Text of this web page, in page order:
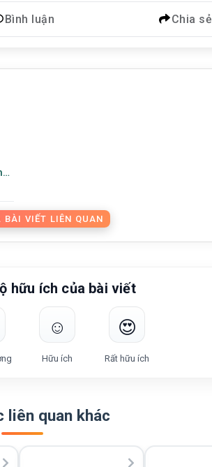
Bình luận Chia sẻ
BÀI VIẾT LIÊN QUAN
hữu ích của bài viết
☺️
Hữu ích
😍
Rất hữu ích
liên quan khác